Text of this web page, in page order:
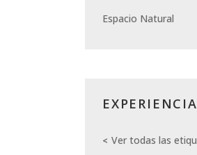
Espacio Natural
Ver todas las